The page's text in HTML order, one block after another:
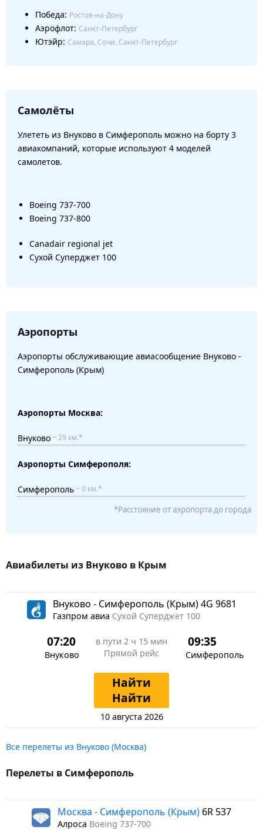
Победа: Ростов-на-Дону
Аэрофлот: Санкт-Петербург
Ютэйр: Самара, Сочи, Санкт-Петербург
Самолёты
Улететь из Внуково в Симферополь можно на борту 3
авиакомпаний, которые используют 4 моделей
самолетов.
Boeing 737-700
Boeing 737-800
Canadair regional jet
Сухой Суперджет 100
Аэропорты
Аэропорты обслуживающие авиасообщение Внуково -
Симферополь (Крым)
Аэропорты Москва:
Внуково~ 29 км.*
Аэропорты Симферополя:
Симферополь~ 0 км.*
*Расстояние от аэропорта до города
Авиабилеты из Внуково в Крым
Внуково - Симферополь (Крым) 4G 9681
Газпром авиа Сухой Суперджет 100
07:20
Внуково
в пути 2 ч 15 мин
Прямой рейс
09:35
Симферополь
Найти
Найти
10 августа 2026
Все перелеты из Внуково (Москва)
Перелеты в Симферополь
Москва - Симферополь (Крым) 6R 537
Алроса Boeing 737-700